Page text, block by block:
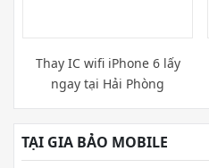
Thay IC wifi iPhone 6 lấy
ngay tại Hải Phòng
TẠI GIA BẢO MOBILE